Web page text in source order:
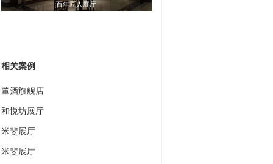
百年匠人展厅
相关案例
董酒旗舰店
和悦坊展厅
米斐展厅
米斐展厅